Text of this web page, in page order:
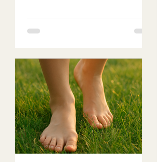
organizmit të funksionojë në mënyrë
dhe emocionale, të cilat janë sinjale se
diçka në mënyrën e jetesës ka dalë
jashtë balancës.